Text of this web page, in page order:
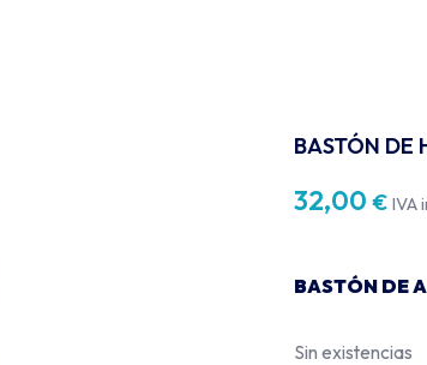
BASTÓN DE
32,00 € IVA
BASTÓN DE
Sin existencias